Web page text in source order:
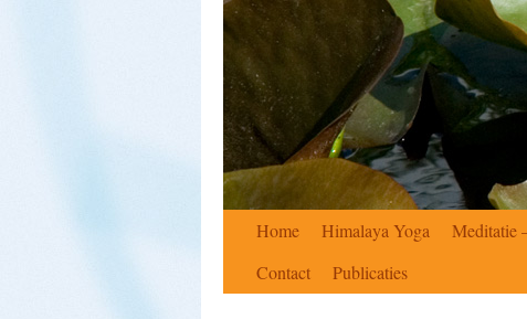
Home Himalaya Yoga Meditatie
Contact
Publicaties